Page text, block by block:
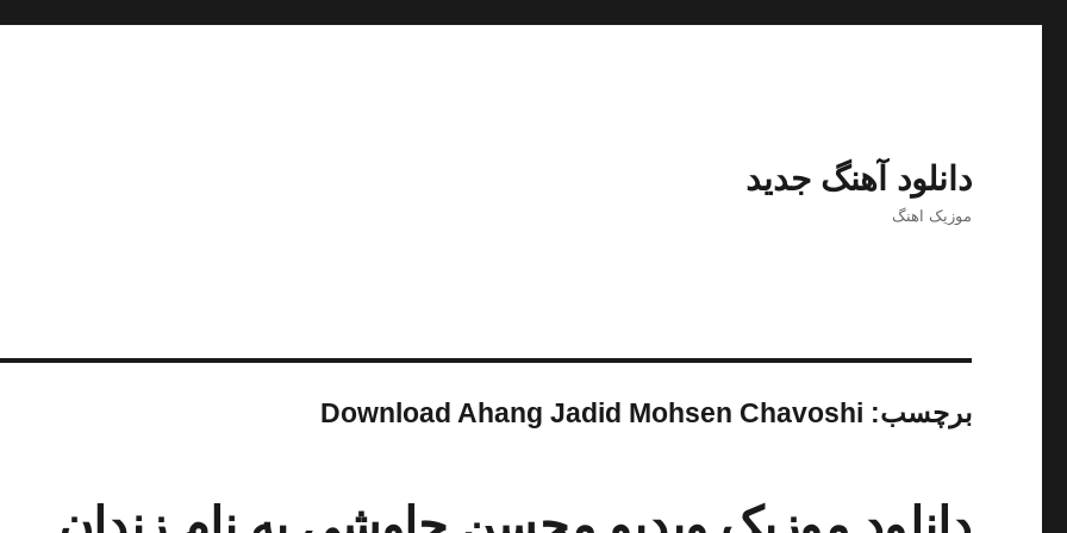
دانلود آهنگ جدید
موزیک اهنگ
برچسب: Download Ahang Jadid Mohsen Chavoshi